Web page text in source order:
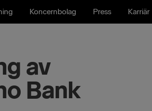
Koncernbolag Press Karriär
av
Bank